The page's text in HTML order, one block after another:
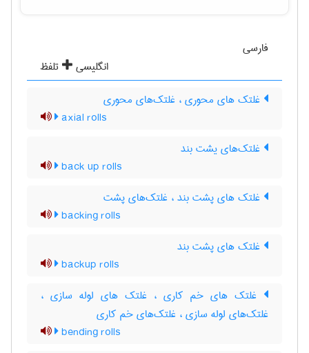
فارسی
انگلیسی
تلفظ
غلتک های محوری ، غلتک‌های محوری
axial rolls
غلتک‌های یشت بند
back up rolls
غلتک های پشت بند ، غلتک‌های پشت
backing rolls
غلتک های پشت بند
backup rolls
غلتک های خم کاری ، غلتک های لوله سازی ،
غلتک‌های لوله سازی ، غلتک‌های خم کاری
bending rolls